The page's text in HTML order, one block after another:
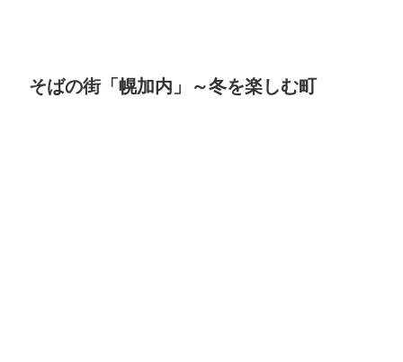
そばの街「幌加内」～冬を楽しむ町